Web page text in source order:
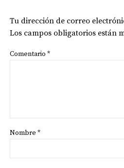
Tu dirección de correo
Los campos obligatorios están
Comentario *
Nombre *